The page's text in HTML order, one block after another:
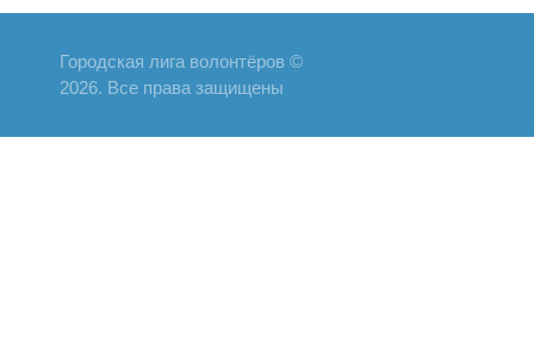
Городская лига волонтёров ©
2026. Все права защищены